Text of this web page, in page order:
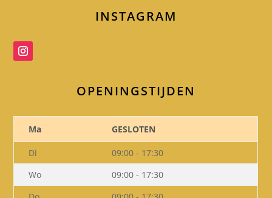
INSTAGRAM
OPENINGSTIJDEN
Ma GESLOTEN
Di
09:00 - 17:30
Wo
09:00 - 17:30